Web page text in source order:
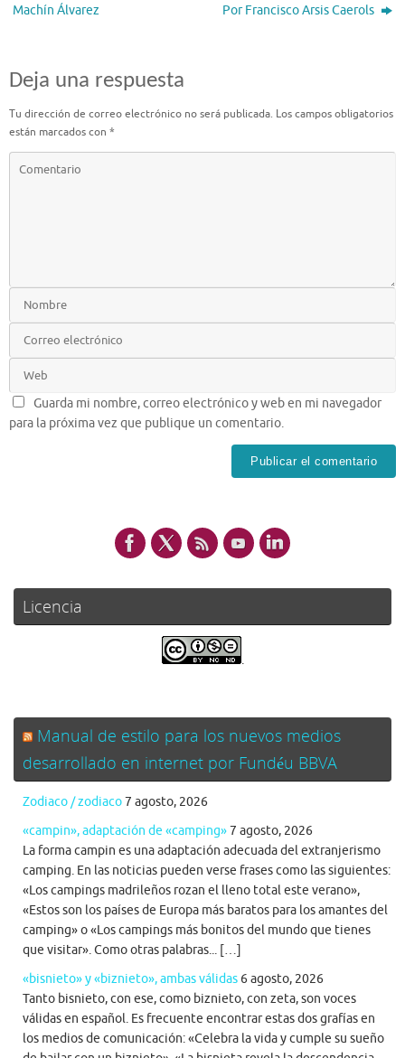
Machín Álvarez
Por Francisco Arsis Caerols
Deja una respuesta
Tu dirección de correo electrónico no será publicada. Los campos obligatorios
están marcados con *
Guarda mi nombre, correo electrónico y web en mi navegador
para la próxima vez que publique un comentario.
Licencia
.
Manual de estilo para los nuevos medios
desarrollado en internet por Fundéu BBVA
Zodiaco / zodiaco7 agosto, 2026
«campin», adaptación de «camping»7 agosto, 2026
La forma campin es una adaptación adecuada del extranjerismo
camping. En las noticias pueden verse frases como las siguientes:
«Los campings madrileños rozan el lleno total este verano»,
«Estos son los países de Europa más baratos para los amantes del
camping» o «Los campings más bonitos del mundo que tienes
que visitar». Como otras palabras... […]
«bisnieto» y «biznieto», ambas válidas 6 agosto, 2026
Tanto bisnieto, con ese, como biznieto, con zeta, son voces
válidas en español. Es frecuente encontrar estas dos grafías en
los medios de comunicación: «Celebra la vida y cumple su sueño